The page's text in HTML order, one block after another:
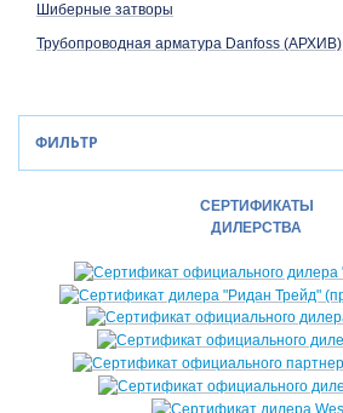
Шиберные затворы
Трубопроводная арматура Danfoss (АРХИВ)
ФИЛЬТР
СЕРТИФИКАТЫ
ДИЛЕРСТВА